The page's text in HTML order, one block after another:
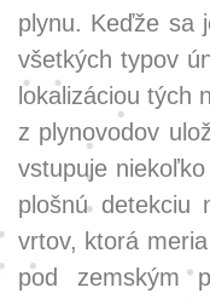
plynu. Keďže sa
všetkých typov
lokalizáciou tých
z plynovodov
vstupuje
plošnú detekciu
vrtov, ktorá
pod zemským